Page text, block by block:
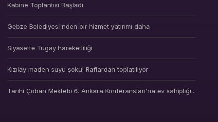
Kabine Toplantısı Başladı
Gebze Belediyesi'nden bir hizmet yatırımı daha
Siyasette Tugay hareketliliği
Kızılay maden suyu şoku! Raflardan toplatılıyor
Tarihi Çoban Mektebi 6. Ankara Konferansları'na ev sahipliği...